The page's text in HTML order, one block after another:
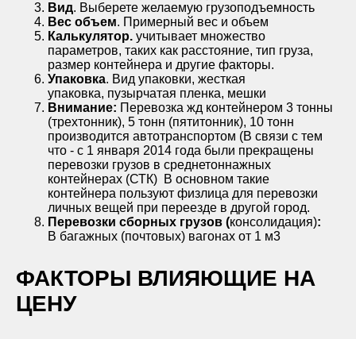
Вид. Выберете желаемую грузоподъемность
Вес объем. Примерный вес и объем
Калькулятор. учитывает множество
параметров, таких как расстояние, тип груза,
размер контейнера и другие факторы.
Упаковка. Вид упаковки, жесткая
упаковка, пузырчатая пленка, мешки
Внимание: Перевозка жд контейнером 3 тонны
(трехтонник), 5 тонн (пятитонник), 10 тонн
производится автотранспортом (В связи с тем
что - с 1 января 2014 года были прекращены
перевозки грузов в среднетоннажных
контейнерах (СТК) В основном такие
контейнера пользуют физлица для перевозки
личных вещей при переезде в другой город.
Перевозки сборных грузов (консолидация):
В багажных (почтовых) вагонах от 1 м3
ФАКТОРЫ ВЛИЯЮЩИЕ НА
ЦЕНУ